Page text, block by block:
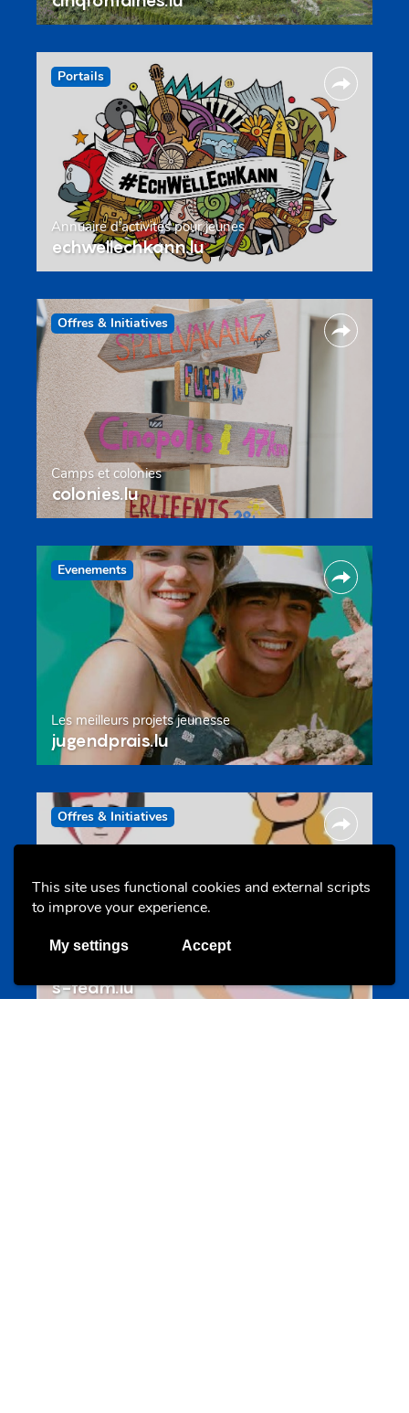
This site uses functional cookies and external scripts
to improve your experience.
My settings Accept
Portails
Annuaire d’activités pour jeunes
echwellechkann.lu
Offres & Initiatives
Camps et colonies
colonies.lu
Evenements
Les meilleurs projets jeunesse
jugendprais.lu
Offres & Initiatives
s-team.lu